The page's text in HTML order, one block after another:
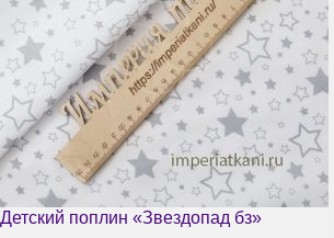
Детский поплин «Звездопад бз»